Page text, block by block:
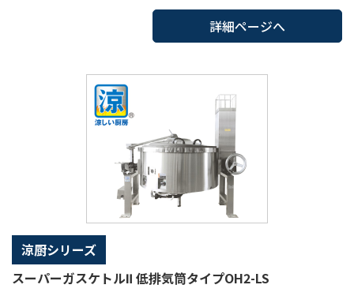
詳細ページへ
涼厨シリーズ
スーパーガスケトルⅡ 低排気筒タイプOH2-LS